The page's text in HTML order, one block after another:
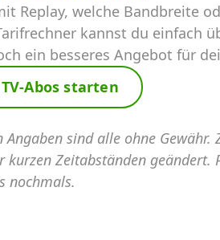
Replay, welche Bandbreite
kannst du einfach
ein besseres Angebot für
Abos starten
sind alle ohne Gewähr.
Zeitabständen geändert.
nochmals.